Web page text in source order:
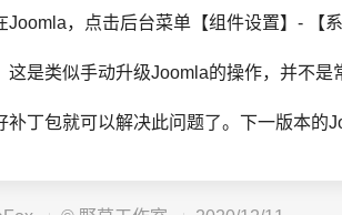
Joomla，点击后台菜单【组件设置】- 【
这是类似手动升级Joomla的操作，并不是
补丁包就可以解决此问题了。下一版本的